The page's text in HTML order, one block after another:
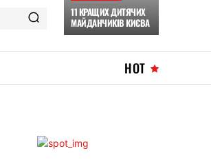
11 КРАЩИХ ДИТЯЧИХ
МАЙДАНЧИКІВ КИЄВА
HOT